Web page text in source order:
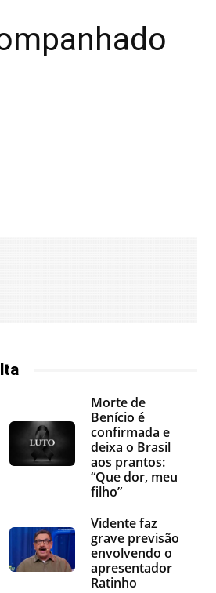
Morte de
Benício é
confirmada e
deixa o Brasil
aos prantos:
“Que dor, meu
filho”
Vidente faz
grave previsão
envolvendo o
apresentador
Ratinho